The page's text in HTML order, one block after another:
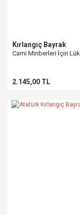
Kırlangıç Bayrak
Cami Minberleri İçin
2.145,00 TL